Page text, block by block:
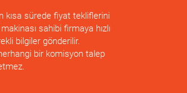
kısa sürede fiyat tekliflerini
sahibi firmaya hızlı
bilgiler gönderilir.
bir komisyon talep